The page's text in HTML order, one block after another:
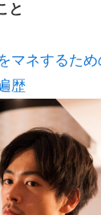
と
マネするた
歴